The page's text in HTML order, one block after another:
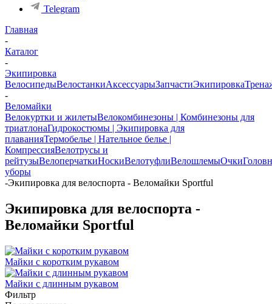
Telegram
Главная
-
Каталог
-
Экипировка
ВелосипедыВелостанкиАксессуарыЗапчастиЭкипировка
-
Веломайки
Велокуртки и жилетыВелокомбинезоны | Комбинезоны для
триатлонаГидрокостюмы | Экипировка для
плаванияТермобелье | Нательное белье |
КомпрессияВелотрусы и
рейтузыВелоперчаткиНоскиВелотуфлиВелошлемыОчки
уборы
-Экипировка для велоспорта - Веломайки Sportful
Экипировка для велоспорта -
Веломайки Sportful
Майки с коротким рукавом
Майки с длинным рукавом
Фильтр